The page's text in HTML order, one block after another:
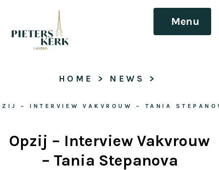
Menu
HOME > NEWS >
– INTERVIEW VAKVROUW – TANIA
Opzij – Interview Vakvrouw
– Tania Stepanova